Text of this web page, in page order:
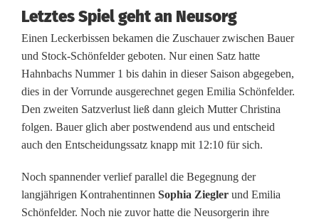
r
n
t
r
o
t
z
N
Letztes Spiel geht an Neusorg
Einen Leckerbissen bekamen die Zuschauer zwischen Bauer
und Stock-Schönfelder geboten. Nur einen Satz hatte
Hahnbachs Nummer 1 bis dahin in dieser Saison abgegeben,
dies in der Vorrunde ausgerechnet gegen Emilia Schönfelder.
Den zweiten Satzverlust ließ dann gleich Mutter Christina
folgen. Bauer glich aber postwendend aus und entscheid
auch den Entscheidungssatz knapp mit 12:10 für sich.
Noch spannender verlief parallel die Begegnung der
langjährigen Kontrahentinnen Sophia Ziegler und Emilia
Schönfelder. Noch nie zuvor hatte die Neusorgerin ihre